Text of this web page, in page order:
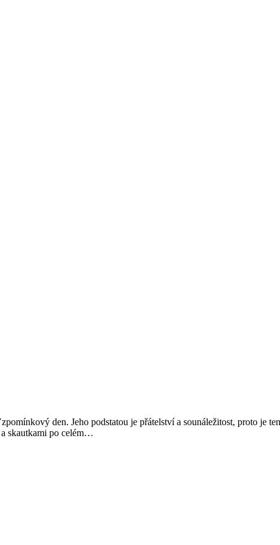
den. Jeho podstatou je přátelství a sounáležitost, proto je
skautkami po celém…